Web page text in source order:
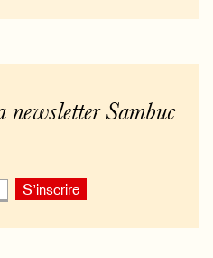
newsletter Sambuc